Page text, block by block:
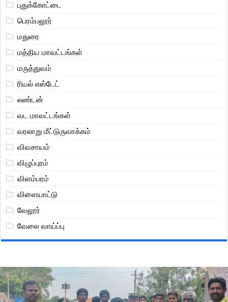
புதுக்கோட்டை
பெரம்பலூர்
மதுரை
மத்திய மாவட்டங்கள்
மருத்துவம்
ரியல் எஸ்டேட்
லண்டன்
வட மாவட்டங்கள்
வரலாறு மீட்டுருவாக்கம்
விவசாயம்
விழுப்புரம்
விளம்பரம்
விளையாட்டு
வேலூர்
வேலை வாய்ப்பு